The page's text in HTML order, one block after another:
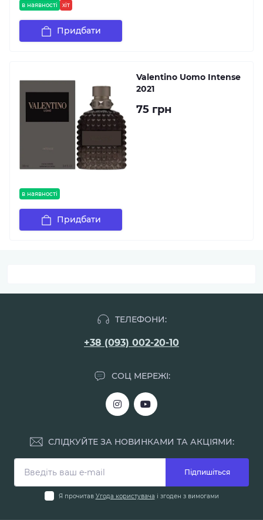
в наявності хіт
Придбати
в наявності
Valentino Uomo Intense
2021
75 грн
Придбати
ТЕЛЕФОНИ:
+38 (093) 002-20-10
СОЦ МЕРЕЖІ:
СЛІДКУЙТЕ ЗА НОВИНКАМИ ТА АКЦІЯМИ:
Підпишіться
Я прочитав Угода користувача і згоден з вимогами